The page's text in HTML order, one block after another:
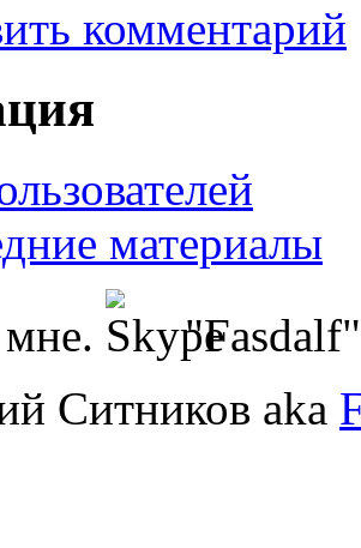
комментарий
материалы
мне.
"Fasdalf"
Ситников aka